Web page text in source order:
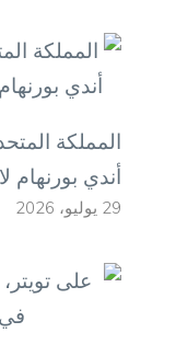
المملكة
أندي بورنهام
29 يوليو، 2026